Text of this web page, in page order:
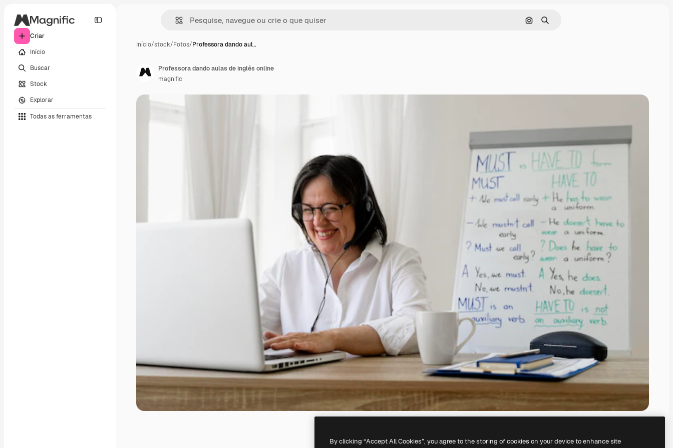
Criar
Início
Buscar
Stock
Explorar
Todas as ferramentas
Pesquisar por imagem
Buscar
Início/stock/Fotos/Professora dando aul…
Professora dando aulas de inglês online
magnific
By clicking “Accept All Cookies”, you agree to the storing of cookies on your device to enhance site